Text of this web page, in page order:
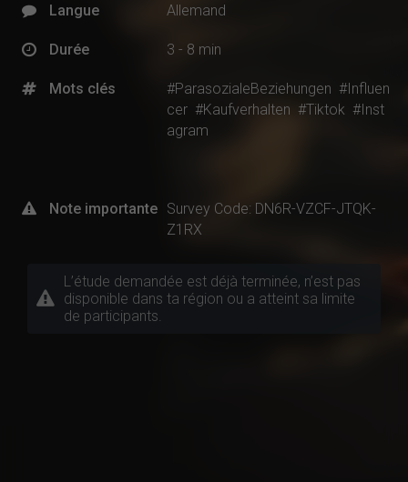
Langue Allemand
Durée 3 - 8 min
Mots clés #ParasozialeBeziehungen #Influen
cer #Kaufverhalten #Tiktok #Inst
agram
Note importante Survey Code: DN6R-VZCF-JTQK-
Z1RX
L’étude demandée est déjà terminée, n’est pas
disponible dans ta région ou a atteint sa limite
de participants.